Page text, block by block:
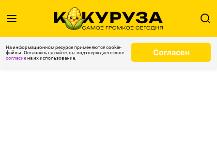
На информационном ресурсе применяются cookie-
файлы. Оставаясь на сайте, вы подтверждаете свое
согласиена их использование.
Согласен